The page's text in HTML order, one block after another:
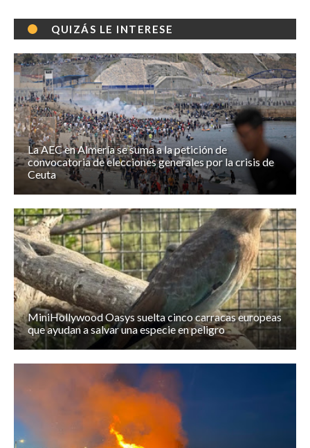
QUIZÁS LE INTERESE
La AEC en Almería se suma a la petición de
convocatoria de elecciones generales por la crisis de
Ceuta
MiniHollywood Oasys suelta cinco carracas europeas
que ayudan a salvar una especie en peligro